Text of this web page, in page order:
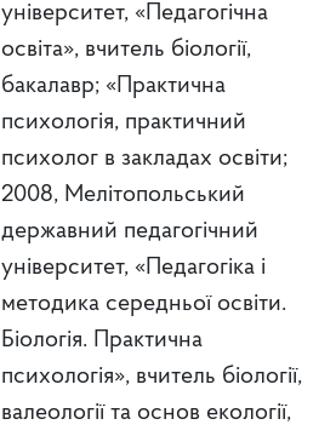
університет, «Педагогічна
освіта», вчитель біології,
бакалавр; «Практична
психологія, практичний
психолог в закладах освіти;
2008, Мелітопольський
державний педагогічний
університет, «Педагогіка і
методика середньої освіти.
Біологія. Практична
психологія», вчитель біології,
валеології та основ екології,